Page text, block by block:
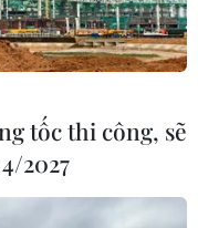
KHÚC THANH
sử dụng
tốc thi công, sẽ
2027